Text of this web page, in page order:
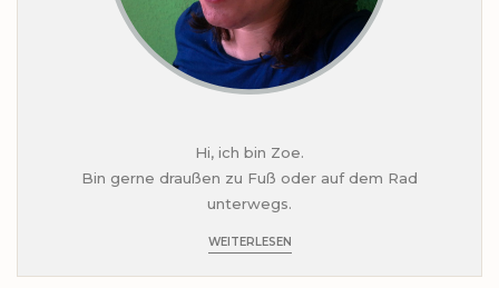
Hi, ich bin Zoe.
Bin gerne draußen zu Fuß oder auf dem Rad
unterwegs.
WEITERLESEN